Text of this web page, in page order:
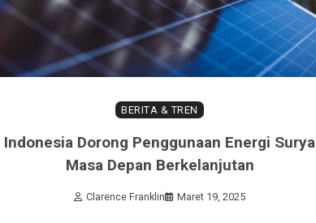
BERITA & TREN
Indonesia Dorong Penggunaan Energi Surya
Masa Depan Berkelanjutan
Clarence Franklin Maret 19, 2025